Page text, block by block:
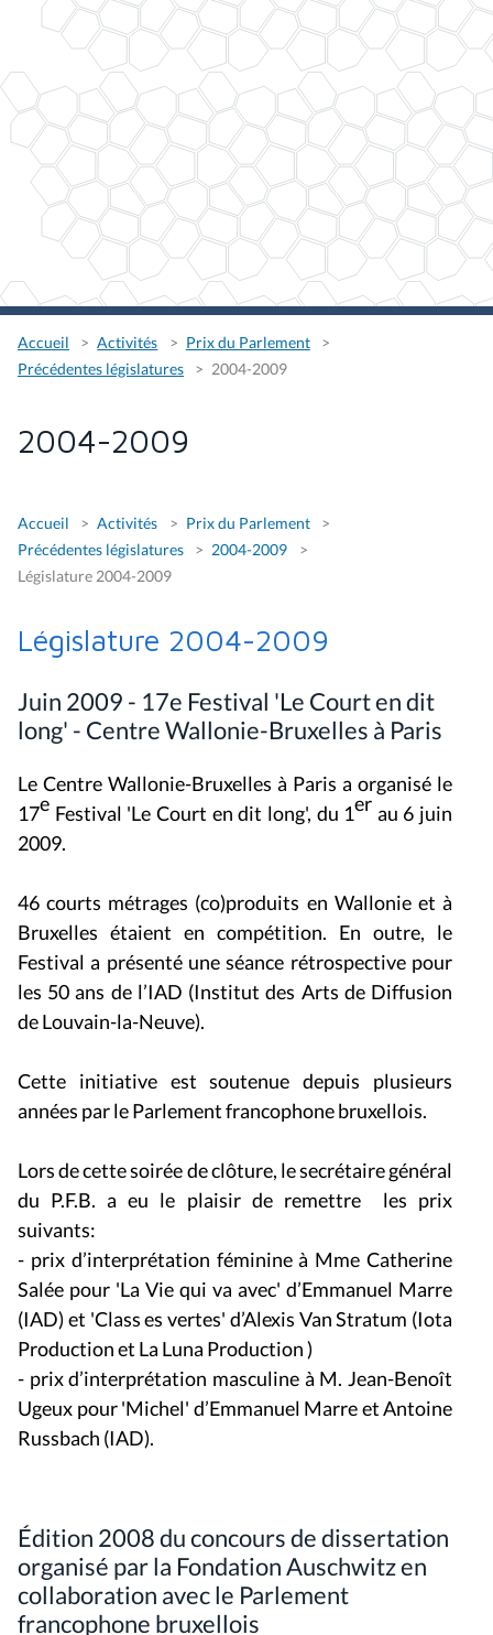
Accueil Activités
Prix du Parlement
Précédentes législatures
2004-2009
2004-2009
Accueil Activités
Prix du Parlement
Précédentes législatures
2004-2009
Législature 2004-2009
Législature 2004-2009
Juin 2009 - 17e Festival 'Le Court en dit
long' - Centre Wallonie-Bruxelles à Paris
Le Centre Wallonie-Bruxelles à Paris a organisé le
17e Festival 'Le Court en dit long', du 1er au 6 juin
2009.
46 courts métrages (co)produits en Wallonie et à
Bruxelles étaient en compétition. En outre, le
Festival a présenté une séance rétrospective pour
les 50 ans de l’IAD (Institut des Arts de Diffusion
de Louvain-la-Neuve).
Cette initiative est soutenue depuis plusieurs
années par le Parlement francophone bruxellois.
Lors de cette soirée de clôture, le secrétaire général
du P.F.B. a eu le plaisir de remettre les prix
suivants:
- prix d’interprétation féminine à Mme Catherine
Salée pour 'La Vie qui va avec' d’Emmanuel Marre
(IAD) et 'Classes vertes' d’Alexis Van Stratum (Iota
Production et La Luna Production )
- prix d’interprétation masculine à M. Jean-Benoît
Ugeux pour 'Michel' d’Emmanuel Marre et Antoine
Russbach (IAD).
Édition 2008 du concours de dissertation
organisé par la Fondation Auschwitz en
collaboration avec le Parlement
francophone bruxellois